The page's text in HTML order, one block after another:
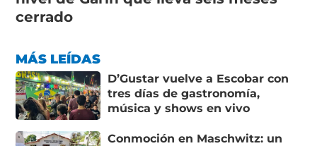
cerrado
MÁS LEÍDAS
D’Gustar vuelve a Escobar con
tres días de gastronomía,
música y shows en vivo
Conmoción en Maschwitz: un